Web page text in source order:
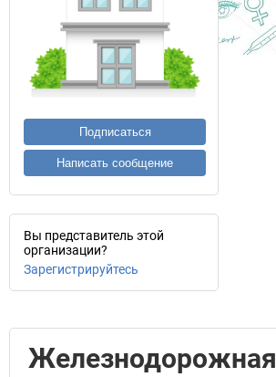
Подписаться
Написать сообщение
Вы представитель этой
организации?
Зарегистрируйтесь
Железнодорожная